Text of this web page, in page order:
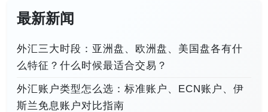
最新新闻
外汇三大时段：亚洲盘、欧洲盘、美国盘各有什
么特征？什么时候最适合交易？
外汇账户类型怎么选：标准账户、ECN账户、伊
斯兰免息账户对比指南